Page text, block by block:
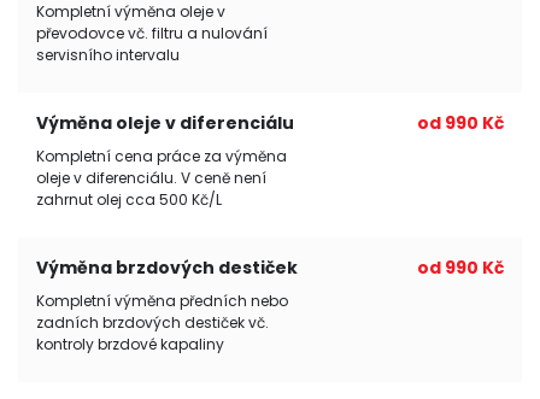
Kompletní výměna oleje v
převodovce vč. filtru a nulování
servisního intervalu
Výměna oleje v diferenciálu
Kompletní cena práce za výměna
oleje v diferenciálu. V ceně není
zahrnut olej cca 500 Kč/L
od 990 Kč
Výměna brzdových destiček
Kompletní výměna předních nebo
zadních brzdových destiček vč.
kontroly brzdové kapaliny
od 990 Kč